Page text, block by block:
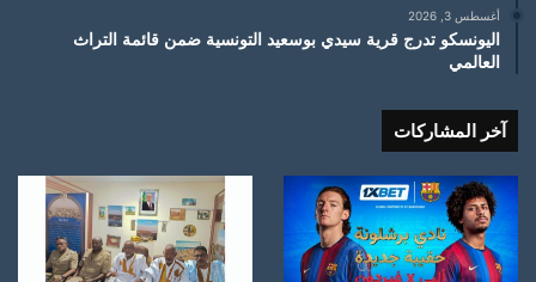
أغسطس 3, 2026
اليونسكو تدرج قرية سيدي بوسعيد التونسية ضمن قائمة التراث
العالمي
آخر المشاركات